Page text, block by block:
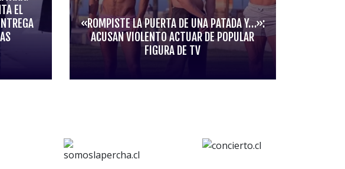
EL
«ROMPISTE LA PUERTA DE UNA PATADA Y…»:
ACUSAN VIOLENTO ACTUAR DE POPULAR
FIGURA DE TV